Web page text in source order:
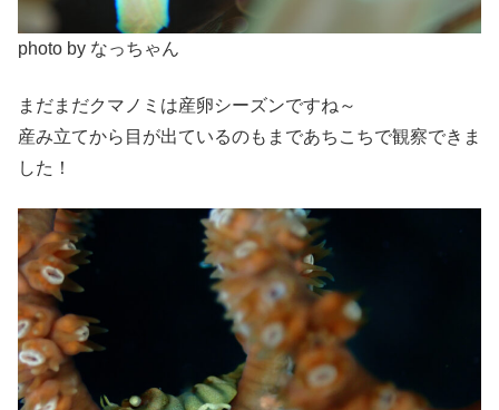
photo by なっちゃん
まだまだクマノミは産卵シーズンですね～
産み立てから目が出ているのもまであちこちで観察できま
した！